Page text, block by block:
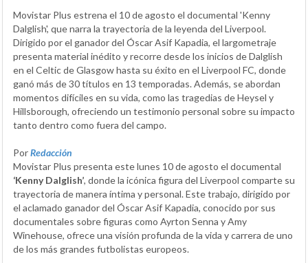
Movistar Plus estrena el 10 de agosto el documental 'Kenny
Dalglish', que narra la trayectoria de la leyenda del Liverpool.
Dirigido por el ganador del Óscar Asif Kapadia, el largometraje
presenta material inédito y recorre desde los inicios de Dalglish
en el Celtic de Glasgow hasta su éxito en el Liverpool FC, donde
ganó más de 30 títulos en 13 temporadas. Además, se abordan
momentos difíciles en su vida, como las tragedias de Heysel y
Hillsborough, ofreciendo un testimonio personal sobre su impacto
tanto dentro como fuera del campo.
PorRedacción
Movistar Plus presenta este lunes 10 de agosto el documental
‘Kenny Dalglish’, donde la icónica figura del Liverpool comparte su
trayectoria de manera íntima y personal. Este trabajo, dirigido por
el aclamado ganador del Óscar Asif Kapadia, conocido por sus
documentales sobre figuras como Ayrton Senna y Amy
Winehouse, ofrece una visión profunda de la vida y carrera de uno
de los más grandes futbolistas europeos.